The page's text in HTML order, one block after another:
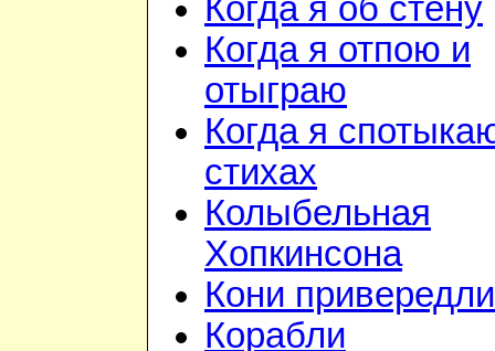
Когда я об стену
Когда я отпою и
отыграю
Когда я
стихах
Колыбельная
Хопкинсона
Кони
Корабли